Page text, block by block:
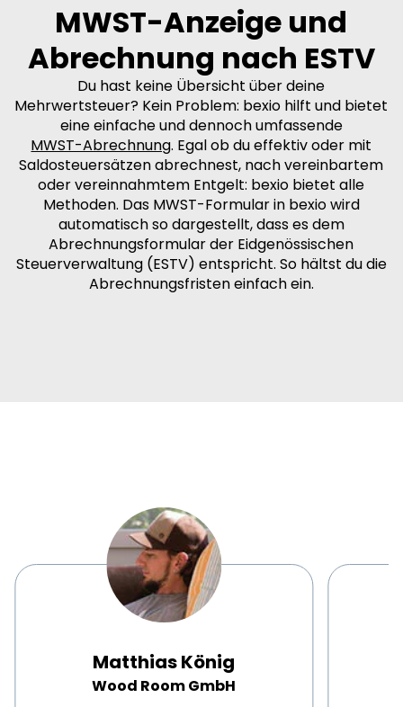
MWST-Anzeige und
Abrechnung nach ESTV
Du hast keine Übersicht über deine
Mehrwertsteuer? Kein Problem: bexio hilft und bietet
eine einfache und dennoch umfassende
MWST-Abrechnung. Egal ob du effektiv oder mit
Saldosteuersätzen abrechnest, nach vereinbartem
oder vereinnahmtem Entgelt: bexio bietet alle
Methoden. Das MWST-Formular in bexio wird
automatisch so dargestellt, dass es dem
Abrechnungsformular der Eidgenössischen
Steuerverwaltung (ESTV) entspricht. So hältst du die
Abrechnungsfristen einfach ein.
Matthias König
Wood Room GmbH